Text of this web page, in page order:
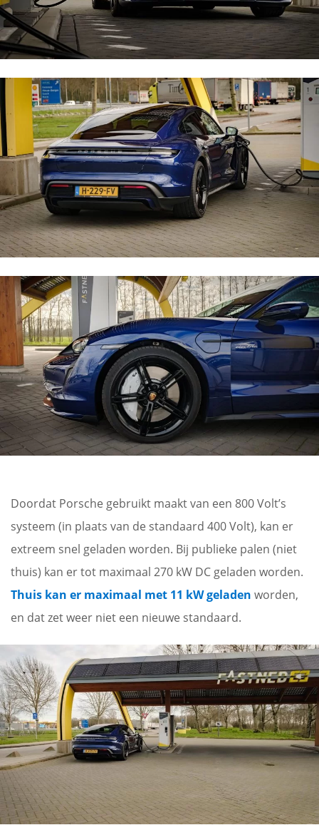
Doordat Porsche gebruikt maakt van een 800 Volt’s
systeem (in plaats van de standaard 400 Volt), kan er
extreem snel geladen worden. Bij publieke palen (niet
thuis) kan er tot maximaal 270 kW DC geladen worden.
Thuis kan er maximaal met 11 kW geladen worden,
en dat zet weer niet een nieuwe standaard.